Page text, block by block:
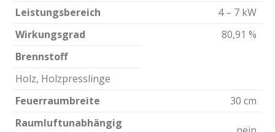
Leistungsbereich
4 – 7 kW
Wirkungsgrad
80,91 %
Brennstoff
Holz, Holzpresslinge
Feuerraumbreite
30 cm
Raumluftunabhängig